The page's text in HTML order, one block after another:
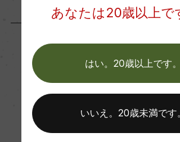
金賞/パリ農業コンクール 2014 金
金賞|2007 金賞/チャレンジ・イン
ル・デュ・ヴァン・ド・ブライ・
海外ワイン専門誌評価歴
この商品に関連する
メ
あなたは20歳以上で
はい。20歳以上です。
いいえ。20歳未満です。